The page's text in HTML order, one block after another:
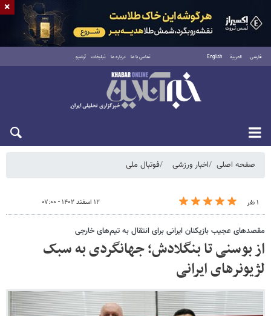
فارسی العربية English تماس با ما درباره ما تبلیغات آرشیو
شنبه ۱۷ مرداد ۱۴۰۵
صفحه اصلی اخبار ورزشی فوتبال ملی
۱ نفر ۱۲ اسفند ۱۴۰۲ - ۰۷:۰۰
مقصدهای عجیب بازیکنان ایرانی برای انتقال به تیم‌های خارجی
از بوسنی تا بنگلادش؛ جهانگردی به سبک
لژیونرهای ایرانی
×